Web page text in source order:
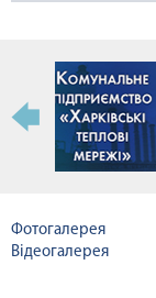
Фотогалерея
Відеогалерея